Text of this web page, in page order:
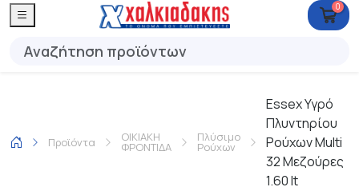
0
Προϊόντα ΟΙΚΙΑΚΗ
ΦΡΟΝΤΙΔΑ
Πλύσιμο
Ρούχων
Essex Υγρό
Πλυντηρίου
Ρούχων Multi
32 Μεζούρες
1.60 lt